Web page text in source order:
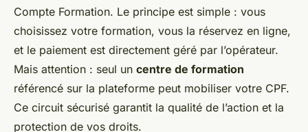
Compte Formation. Le principe est simple : vous
choisissez votre formation, vous la réservez en ligne,
et le paiement est directement géré par l’opérateur.
Mais attention : seul un centre de formation
référencé sur la plateforme peut mobiliser votre CPF.
Ce circuit sécurisé garantit la qualité de l’action et la
protection de vos droits.